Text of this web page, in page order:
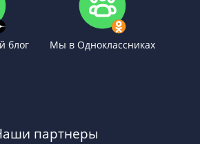
блог Мы в Одноклассниках
партнеры